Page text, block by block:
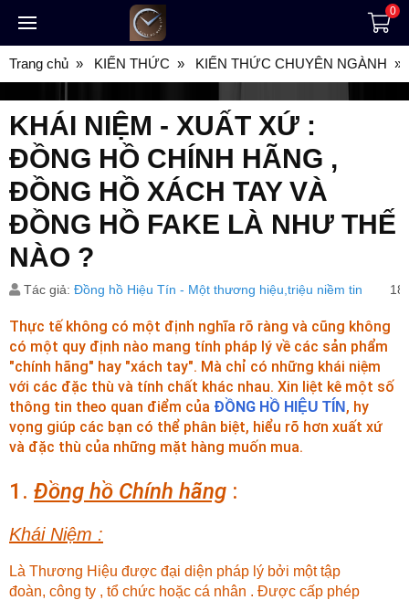
0
Trang chủ KIẾN THỨC KIẾN THỨC CHUYÊN NGÀNH
KHÁI NIỆM - XUẤT XỨ :
ĐỒNG HỒ CHÍNH HÃNG ,
ĐỒNG HỒ XÁCH TAY VÀ
ĐỒNG HỒ FAKE LÀ NHƯ THẾ
NÀO ?
Tác giả: Đồng hồ Hiệu Tín - Một thương hiệu,triệu niềm tin
Thực tế không có một định nghĩa rõ ràng và cũng không
có một quy định nào mang tính pháp lý về các sản phẩm
"chính hãng" hay "xách tay". Mà chỉ có những khái niệm
với các đặc thù và tính chất khác nhau. Xin liệt kê một số
thông tin theo quan điểm của ĐỒNG HỒ HIỆU TÍN , hy
vọng giúp các bạn có thể phân biệt, hiểu rõ hơn xuất xứ
và đặc thù của những mặt hàng muốn mua.
1. Đồng hồ Chính hãng :
Khái Niệm :
Là Thương Hiệu được đại diện pháp lý bởi một tập
đoàn, công ty , tổ chức hoặc cá nhân . Được cấp phép